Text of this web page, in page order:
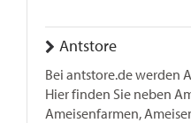
Antstore
Bei antstore.de werden
Hier finden Sie neben
Ameisenfarmen,